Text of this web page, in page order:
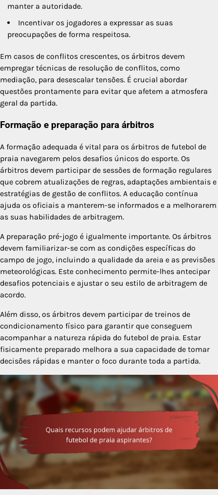
manter a autoridade.
Incentivar os jogadores a expressar as suas
preocupações de forma respeitosa.
Em casos de conflitos crescentes, os árbitros devem
empregar técnicas de resolução de conflitos, como
mediação, para desescalar tensões. É crucial abordar
questões prontamente para evitar que afetem a atmosfera
geral da partida.
Formação e preparação para árbitros
A formação adequada é vital para os árbitros de futebol de
praia navegarem pelos desafios únicos do esporte. Os
árbitros devem participar de sessões de formação regulares
que cobrem atualizações de regras, adaptações ambientais e
estratégias de gestão de conflitos. A educação contínua
ajuda os oficiais a manterem-se informados e a melhorarem
as suas habilidades de arbitragem.
A preparação pré-jogo é igualmente importante. Os árbitros
devem familiarizar-se com as condições específicas do
campo de jogo, incluindo a qualidade da areia e as previsões
meteorológicas. Este conhecimento permite-lhes antecipar
desafios potenciais e ajustar o seu estilo de arbitragem de
acordo.
Além disso, os árbitros devem participar de treinos de
condicionamento físico para garantir que conseguem
acompanhar a natureza rápida do futebol de praia. Estar
fisicamente preparado melhora a sua capacidade de tomar
decisões rápidas e manter o foco durante toda a partida.